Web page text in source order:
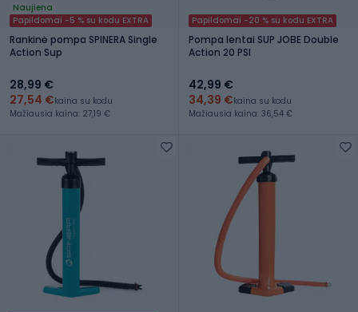
Naujiena
Papildomai -5 % su kodu EXTRA
Rankinė pompa SPINERA Single
Action Sup
28,99 €
27,54 €kaina su kodu
Mažiausia kaina: 27,19 €
Papildomai -20 % su kodu EXTRA
Pompa lentai SUP JOBE Double
Action 20 PSI
42,99 €
34,39 €kaina su kodu
Mažiausia kaina: 36,54 €